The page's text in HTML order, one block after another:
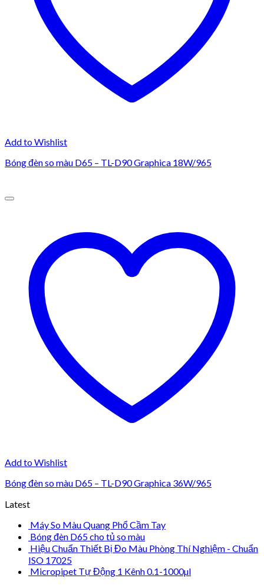
Add to Wishlist
Bóng đèn so màu D65 – TL-D90 Graphica 18W/965
Add to Wishlist
Bóng đèn so màu D65 – TL-D90 Graphica 36W/965
Latest
Máy So Màu Quang Phổ Cầm Tay
Bóng đèn D65 cho tủ so màu
Hiệu Chuẩn Thiết Bị Đo Màu Phòng Thí Nghiệm - Chuẩn
ISO 17025
Micropipet Tự Động 1 Kênh 0.1-1000µl